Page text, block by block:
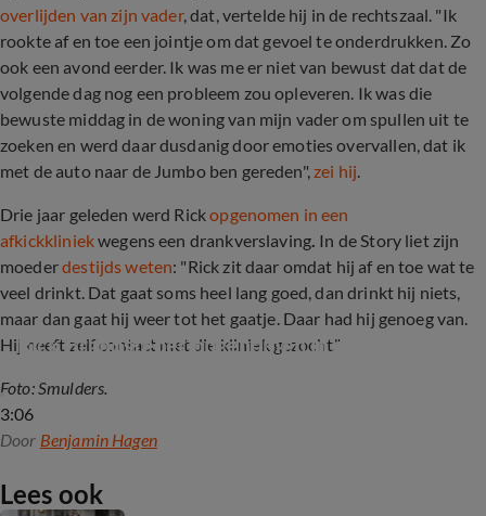
overlijden van zijn vader, dat, vertelde hij in de rechtszaal. "Ik
rookte af en toe een jointje om dat gevoel te onderdrukken. Zo
ook een avond eerder. Ik was me er niet van bewust dat dat de
volgende dag nog een probleem zou opleveren. Ik was die
bewuste middag in de woning van mijn vader om spullen uit te
zoeken en werd daar dusdanig door emoties overvallen, dat ik
met de auto naar de Jumbo ben gereden",zei hij.
Drie jaar geleden werd Rickopgenomen in een
afkickkliniekwegens een drankverslaving. In de Story liet zijn
moederdestijds weten: " Rick zit daar omdat hij af en toe wat te
veel drinkt. Dat gaat soms heel lang goed, dan drinkt hij niets,
maar dan gaat hij weer tot het gaatje. Daar had hij genoeg van.
Hij heeft zelf contact met die kliniek gezocht."
3:06
Rick Brandsteder opgenomen in afkickkliniek
Foto: Smulders.
Door Benjamin Hagen
Lees ook